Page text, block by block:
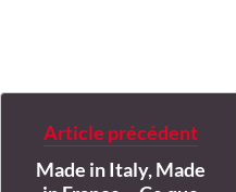
Article précédent
Made in Italy, Made